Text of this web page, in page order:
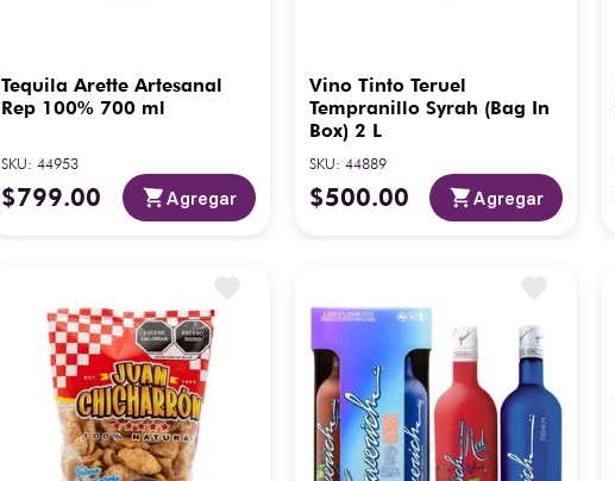
Tequila Arette Artesanal
Rep 100% 700 ml
SKU:44953
$799.00 Agregar
Vino Tinto Teruel
Tempranillo Syrah (Bag In
Box) 2 L
SKU: 44889
$500.00 Agregar